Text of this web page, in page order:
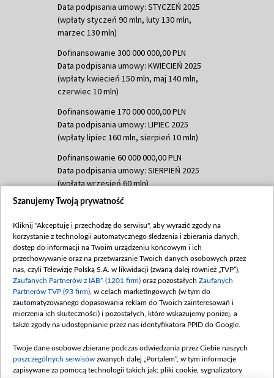
Data podpisania umowy: STYCZEŃ 2025
(wpłaty styczeń 90 mln, luty 130 mln,
marzec 130 mln)
Dofinansowanie 300 000 000,00 PLN
Data podpisania umowy: KWIECIEŃ 2025
(wpłaty kwiecień 150 mln, maj 140 mln,
czerwiec 10 mln)
Dofinansowanie 170 000 000,00 PLN
Data podpisania umowy: LIPIEC 2025
(wpłaty lipiec 160 mln, sierpień 10 mln)
Dofinansowanie 60 000 000,00 PLN
Data podpisania umowy: SIERPIEŃ 2025
(wpłata wrzesień 60 mln)
Dofinansowanie 635 783 051,21 PLN
(wpłata wrzesień 100 mln, październik 350
mln, listopad 265 mln)
Dofinansowanie 48 862 000,00 PLN
Data podpisania umowy: GRUDZIEŃ 2025
(wpłata grudzień 60,548 mln)
Dofinansowanie 900 000 000,00 PLN
Data podpisania umowy: LUTY 2026 (wpłata
kwiecień 180 mln, 7 maja 180 mln, 8
czerwca 90 mln)
Szanujemy Twoją prywatność
Kliknij "Akceptuję i przechodzę do serwisu", aby wyrazić zgody na
korzystanie z technologii automatycznego śledzenia i zbierania danych,
dostęp do informacji na Twoim urządzeniu końcowym i ich
przechowywanie oraz na przetwarzanie Twoich danych osobowych przez
nas, czyli Telewizję Polską S.A. w likwidacji (zwaną dalej również „TVP”),
Zaufanych Partnerów z IAB* (1201 firm) oraz pozostałych Zaufanych
Partnerów TVP (93 firm) , w celach marketingowych (w tym do
zautomatyzowanego dopasowania reklam do Twoich zainteresowań i
mierzenia ich skuteczności) i pozostałych, które wskazujemy poniżej, a
także zgody na udostępnianie przez nas identyfikatora PPID do Google.
Twoje dane osobowe zbierane podczas odwiedzania przez Ciebie naszych
poszczególnych serwisów zwanych dalej „Portalem”, w tym informacje
zapisywane za pomocą technologii takich jak: pliki cookie, sygnalizatory